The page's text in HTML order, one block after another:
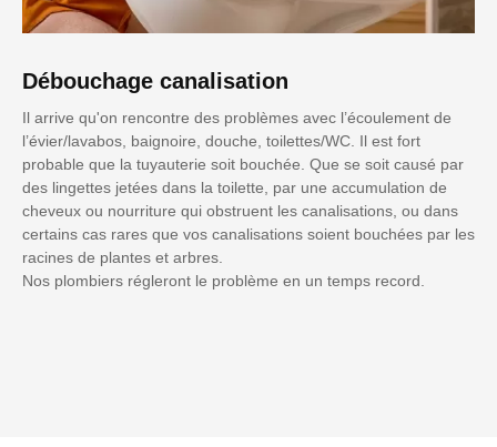
Débouchage canalisation
Il arrive qu'on rencontre des problèmes avec l’écoulement de
l’évier/lavabos, baignoire, douche, toilettes/WC. Il est fort
probable que la tuyauterie soit bouchée. Que se soit causé par
des lingettes jetées dans la toilette, par une accumulation de
cheveux ou nourriture qui obstruent les canalisations, ou dans
certains cas rares que vos canalisations soient bouchées par les
racines de plantes et arbres.
Nos plombiers régleront le problème en un temps record.